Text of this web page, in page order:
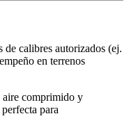
de calibres autorizados (ej.
en terrenos
comprimido y
para